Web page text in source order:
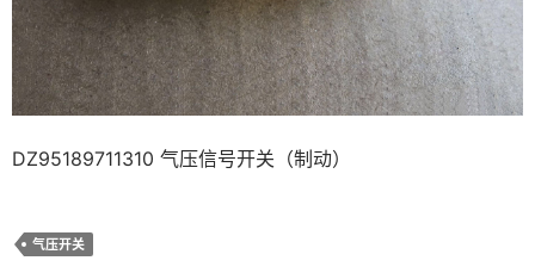
DZ95189711310 气压信号开关（制动）
气压开关